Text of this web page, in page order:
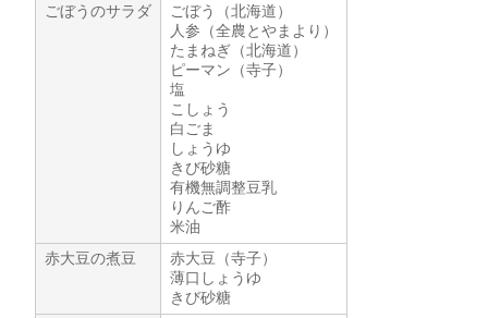
ごぼうのサラダ
ごぼう（北海道）
人参（全農とやまより）
たまねぎ（北海道）
ピーマン（寺子）
塩
こしょう
白ごま
しょうゆ
きび砂糖
有機無調整豆乳
りんご酢
米油
赤大豆の煮豆
赤大豆（寺子）
薄口しょうゆ
きび砂糖